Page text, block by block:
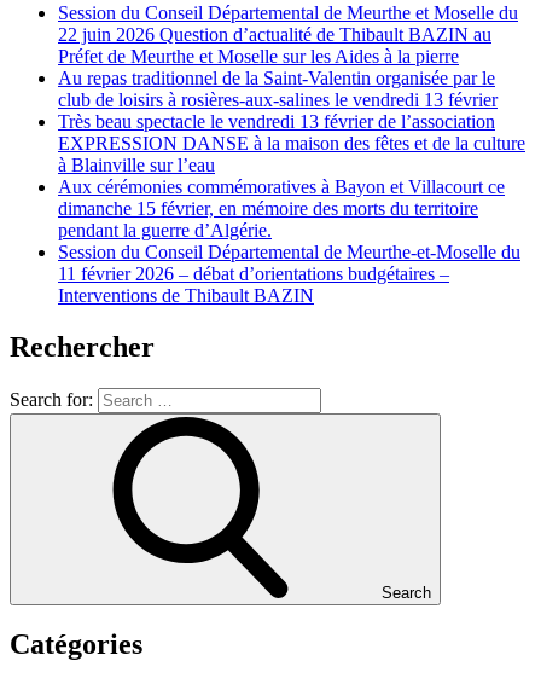
Session du Conseil Départemental de Meurthe et Moselle du
22 juin 2026 Question d’actualité de Thibault BAZIN au
Préfet de Meurthe et Moselle sur les Aides à la pierre
Au repas traditionnel de la Saint-Valentin organisée par le
club de loisirs à rosières-aux-salines le vendredi 13 février
Très beau spectacle le vendredi 13 février de l’association
EXPRESSION DANSE à la maison des fêtes et de la culture
à Blainville sur l’eau
Aux cérémonies commémoratives à Bayon et Villacourt ce
dimanche 15 février, en mémoire des morts du territoire
pendant la guerre d’Algérie.
Session du Conseil Départemental de Meurthe-et-Moselle du
11 février 2026 – débat d’orientations budgétaires –
Interventions de Thibault BAZIN
Rechercher
Search for:
Search
Catégories